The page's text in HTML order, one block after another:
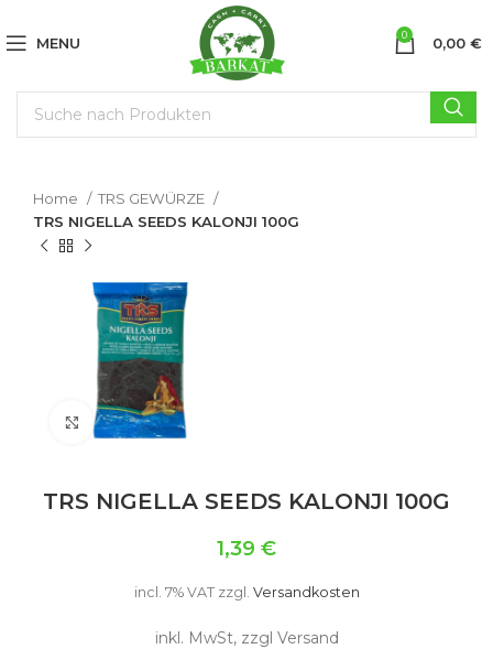
MENU 0 0,00 €
Home
TRS GEWÜRZE
TRS NIGELLA SEEDS KALONJI 100G
Click to enlarge
TRS NIGELLA SEEDS KALONJI 100G
1,39 €
incl. 7% VAT zzgl. Versandkosten
inkl. MwSt, zzgl Versand